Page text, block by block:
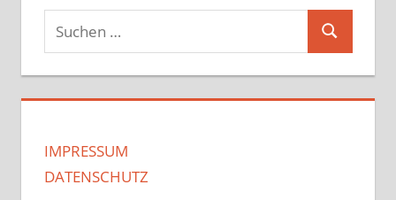
Suchen
nach:
Suchen
IMPRESSUM
DATENSCHUTZ